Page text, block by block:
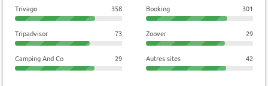
Trivago 358 Booking 301
Tripadvisor 73 Zoover 29
Camping And Co 29 Autres sites 42